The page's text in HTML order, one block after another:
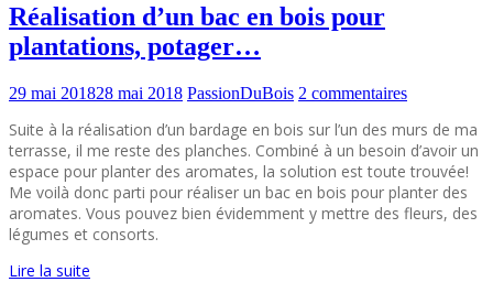
Réalisation d’un bac en bois pour
plantations, potager…
29 mai 201828 mai 2018 PassionDuBois 2 commentaires
Suite à la réalisation d’un bardage en bois sur l’un des murs de ma
terrasse, il me reste des planches. Combiné à un besoin d’avoir un
espace pour planter des aromates, la solution est toute trouvée!
Me voilà donc parti pour réaliser un bac en bois pour planter des
aromates. Vous pouvez bien évidemment y mettre des fleurs, des
légumes et consorts.
Lire la suite